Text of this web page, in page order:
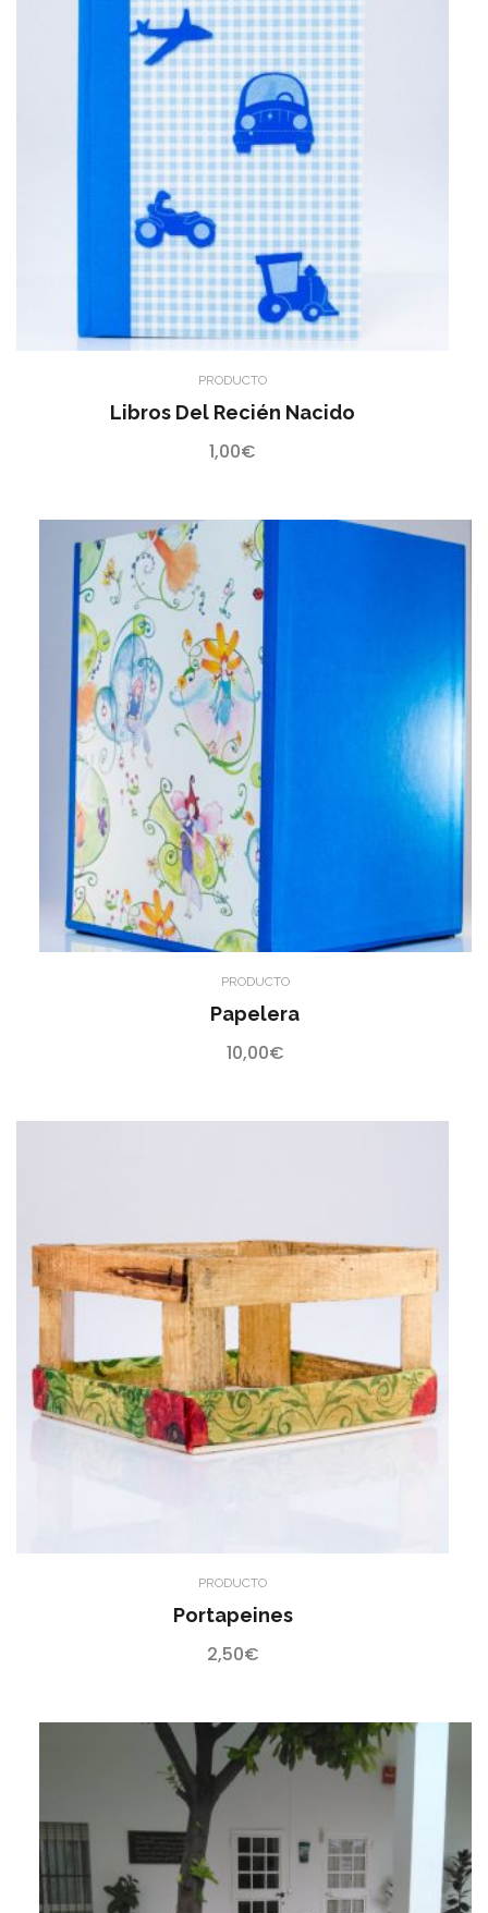
PRODUCTO
Libros Del Recién Nacido
1,00€
PRODUCTO
Papelera
10,00€
PRODUCTO
Portapeines
2,50€